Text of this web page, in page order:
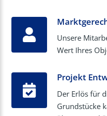
Unsere
Wert Ihres
Projekt
Der Erlös für
Grundstücke